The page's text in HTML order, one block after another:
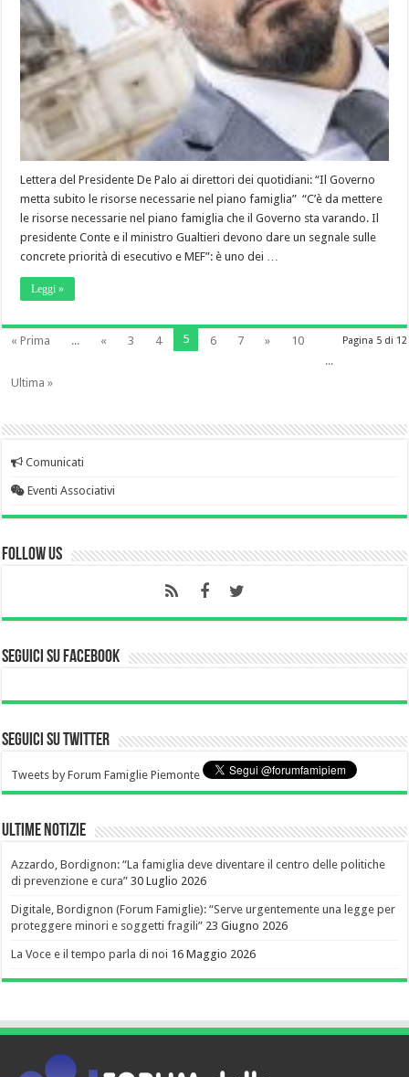
Lettera del Presidente De Palo ai direttori dei quotidiani: “Il Governo
metta subito le risorse necessarie nel piano famiglia” “C’è da mettere
le risorse necessarie nel piano famiglia che il Governo sta varando. Il
presidente Conte e il ministro Gualtieri devono dare un segnale sulle
concrete priorità di esecutivo e MEF”: è uno dei …
Leggi »
Pagina 5 di 12
« Prima ... « 3 4 5 6 7 »
10
...
Ultima »
Comunicati
Eventi Associativi
Follow Us
Seguici su Facebook
Seguici su Twitter
Tweets by Forum Famiglie Piemonte
Ultime notizie
Azzardo, Bordignon: “La famiglia deve diventare il centro delle politiche
di prevenzione e cura” 30 Luglio 2026
Digitale, Bordignon (Forum Famiglie): “Serve urgentemente una legge per
proteggere minori e soggetti fragili” 23 Giugno 2026
La Voce e il tempo parla di noi 16 Maggio 2026